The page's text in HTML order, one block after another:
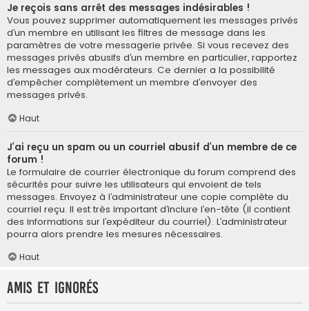
Je reçois sans arrêt des messages indésirables !
Vous pouvez supprimer automatiquement les messages privés
d’un membre en utilisant les filtres de message dans les
paramètres de votre messagerie privée. Si vous recevez des
messages privés abusifs d’un membre en particulier, rapportez
les messages aux modérateurs. Ce dernier a la possibilité
d’empêcher complètement un membre d’envoyer des
messages privés.
Haut
J’ai reçu un spam ou un courriel abusif d’un membre de ce
forum !
Le formulaire de courrier électronique du forum comprend des
sécurités pour suivre les utilisateurs qui envoient de tels
messages. Envoyez à l’administrateur une copie complète du
courriel reçu. Il est très important d’inclure l’en-tête (il contient
des informations sur l’expéditeur du courriel). L’administrateur
pourra alors prendre les mesures nécessaires.
Haut
Amis et ignorés